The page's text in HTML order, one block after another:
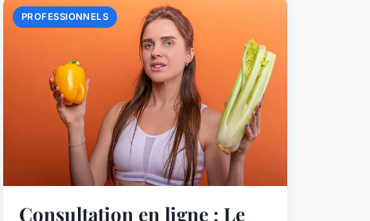
PROFESSIONNELS
Consultation en ligne : Le